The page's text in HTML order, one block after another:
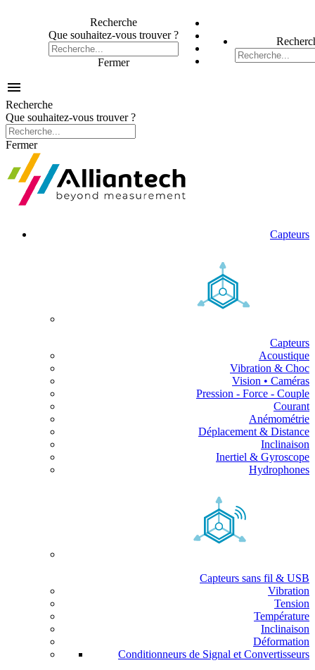
Recherche
Que souhaitez-vous trouver ?
Fermer

Recherche
Que souhaitez-vous trouver ?
Fermer
Capteurs
Capteurs
Acoustique
Vibration & Choc
Vision • Caméras
Pression - Force - Couple
Courant
Anémométrie
Déplacement & Distance
Inclinaison
Inertiel & Gyroscope
Hydrophones
Capteurs sans fil & USB
Vibration
Tension
Température
Inclinaison
Déformation
Conditionneurs de Signal et Convertisseurs